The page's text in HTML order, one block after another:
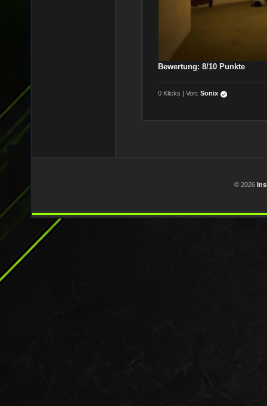
Bewertung: 8/10 Punkte
0 Klicks | Von:Sonix
© 2026